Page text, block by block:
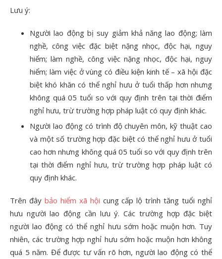
Lưu ý:
Người lao động bị suy giảm khả năng lao động; làm
nghề, công việc đặc biệt nặng nhọc, độc hại, nguy
hiểm; làm nghề, công việc nặng nhọc, độc hại, nguy
hiểm; làm việc ở vùng có điều kiện kinh tế – xã hội đặc
biệt khó khăn có thể nghỉ hưu ở tuổi thấp hơn nhưng
không quá 05 tuổi so với quy định trên tại thời điểm
nghỉ hưu, trừ trường hợp pháp luật có quy định khác.
Người lao động có trình độ chuyên môn, kỹ thuật cao
và một số trường hợp đặc biệt có thể nghỉ hưu ở tuổi
cao hơn nhưng không quá 05 tuổi so với quy định trên
tại thời điểm nghỉ hưu, trừ trường hợp pháp luật có
quy định khác.
Trên đây bảo hiểm xã hội cung cấp lộ trình tăng tuổi nghỉ
hưu người lao động cần lưu ý. Các trường hợp đặc biệt
người lao động có thể nghỉ hưu sớm hoặc muộn hơn. Tuy
nhiên, các trường hợp nghỉ hưu sớm hoặc muộn hơn không
quá 5 năm. Để được tư vấn rõ hơn, người lao động có thể